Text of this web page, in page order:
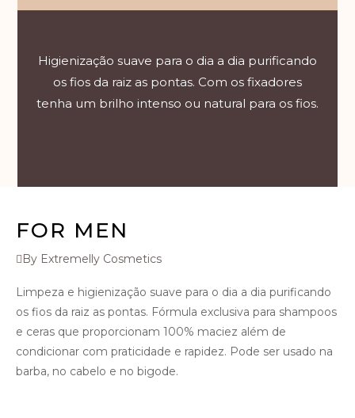
Higienização suave para o dia a dia purificando
os fios da raiz as pontas. Com os fixadores
tenha um brilho intenso ou natural para os fios.
FOR MEN
By Extremelly Cosmetics
Limpeza e higienização suave para o dia a dia purificando
os fios da raiz as pontas. Fórmula exclusiva para shampoos
e ceras que proporcionam 100% maciez além de
condicionar com praticidade e rapidez. Pode ser usado na
barba, no cabelo e no bigode.